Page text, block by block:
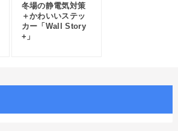
冬場の静電気対策
＋かわいいステッ
カー「Wall Story
+」